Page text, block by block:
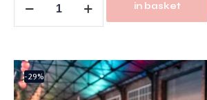
in basket
-29%